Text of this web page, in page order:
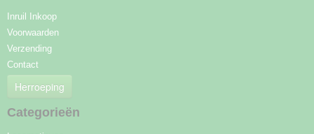
Inruil Inkoop
Voorwaarden
Verzending
Contact
Herroeping
Categorieën